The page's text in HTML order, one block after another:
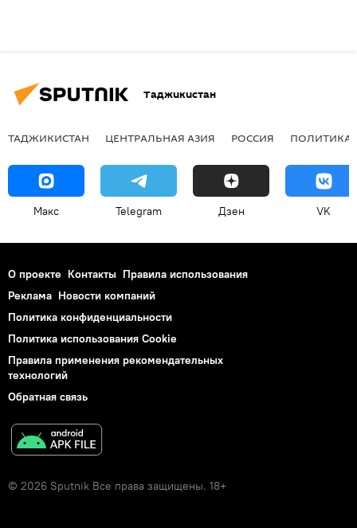
Таджикистан
ТАДЖИКИСТАН ЦЕНТРАЛЬНАЯ АЗИЯ РОССИЯ ПОЛИТИКА
Макс Telegram Дзен VK
О проекте Контакты Правила использования
Реклама Новости компаний
Политика конфиденциальности
Политика использования Cookie
Правила применения рекомендательных
технологий
Обратная связь
© 2026 Sputnik Все права защищены. 18+